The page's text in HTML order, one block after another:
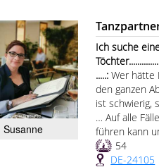
Susanne
Ich suche
.....:Wer hätte
den ganzen
ist schwierig,
… Auf alle
führen kann
54
DE-24105